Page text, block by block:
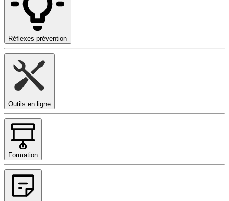
Réflexes prévention
Outils en ligne
Formation